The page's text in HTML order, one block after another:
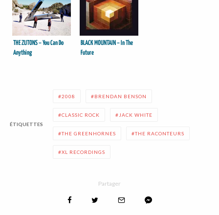
THE ZUTONS – You Can Do
Anything
BLACK MOUNTAIN – In The
Future
ÉTIQUETTES
2008 BRENDAN BENSON
CLASSIC ROCK JACK WHITE
THE GREENHORNES THE RACONTEURS
XL RECORDINGS
Partager